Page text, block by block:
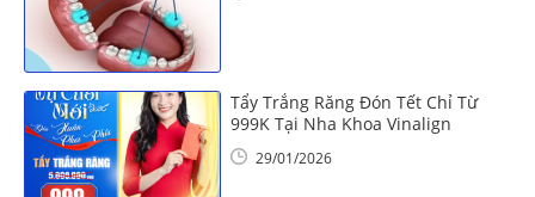
Tẩy Trắng Răng Đón Tết Chỉ Từ
999K Tại Nha Khoa Vinalign
29/01/2026